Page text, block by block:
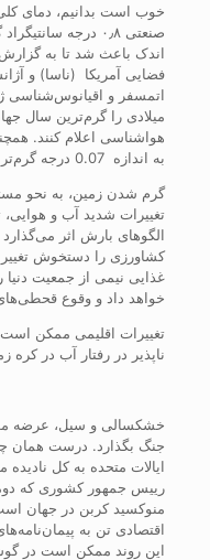
خوب است بدانیم، دمای
صنعتی ۰٫۸ درجه
اندک باعث شد تا به
فضایی آمریکا (ناسا) و
میلادی را گرم‌ترین سال
به اندازه 0.07 درجه گرم‌تر از پارسال بود.
گرم شدن زمین، به نحو
تغییرات شدید آب و هوایی،
الگوهای بارش اثر
کشاورزی را دستخوش تغییر
غذایی نیمی از جمعیت دنیا
خواهد داد و وقوع
تغییرات اقلیمی ممکن
ناپذیر در رفتار آب در کره
خشکسالی و سیل، عرضه
جنگ بگذارد. درست همان
ایالات متحده به کل
رییس جمهور کشوری که
منوکسید کربن در جهان
اقتصادی تن به
این روند ممکن است در